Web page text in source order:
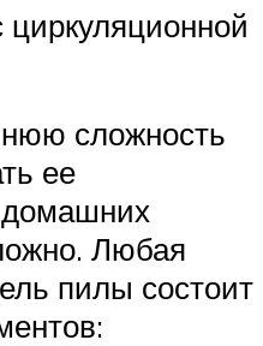
сложность
ее
домашних
Любая
пилы состоит